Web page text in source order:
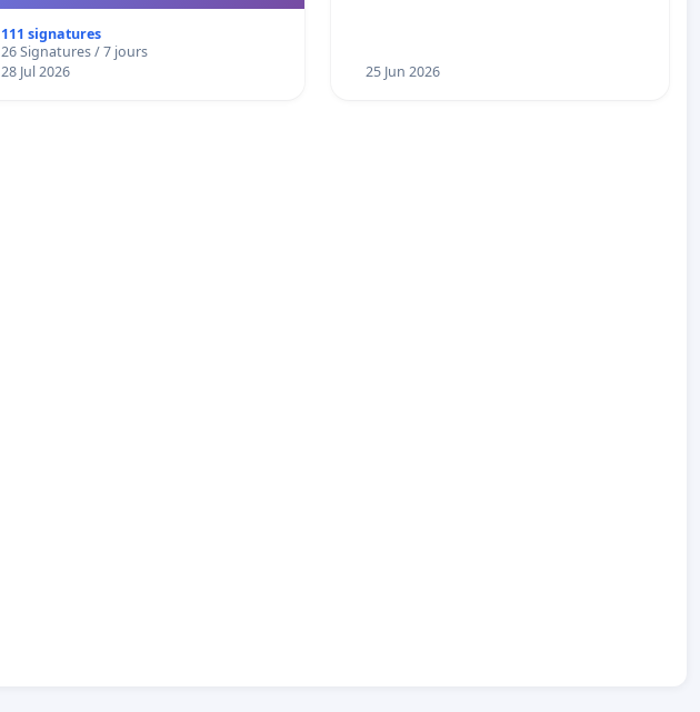
décisionnelles de l'UIASS
111 signatures
26 Signatures / 7 jours
28 Jul 2026
25 Jun 2026